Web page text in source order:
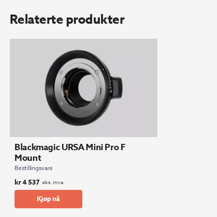
Relaterte produkter
Blackmagic URSA Mini Pro F
Mount
Bestillingsvare
kr4 537 eks. mva.
Kjøp nå